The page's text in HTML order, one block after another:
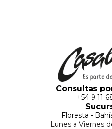
Consultas
+54 9 11
Floresta -
Lunes a Viernes